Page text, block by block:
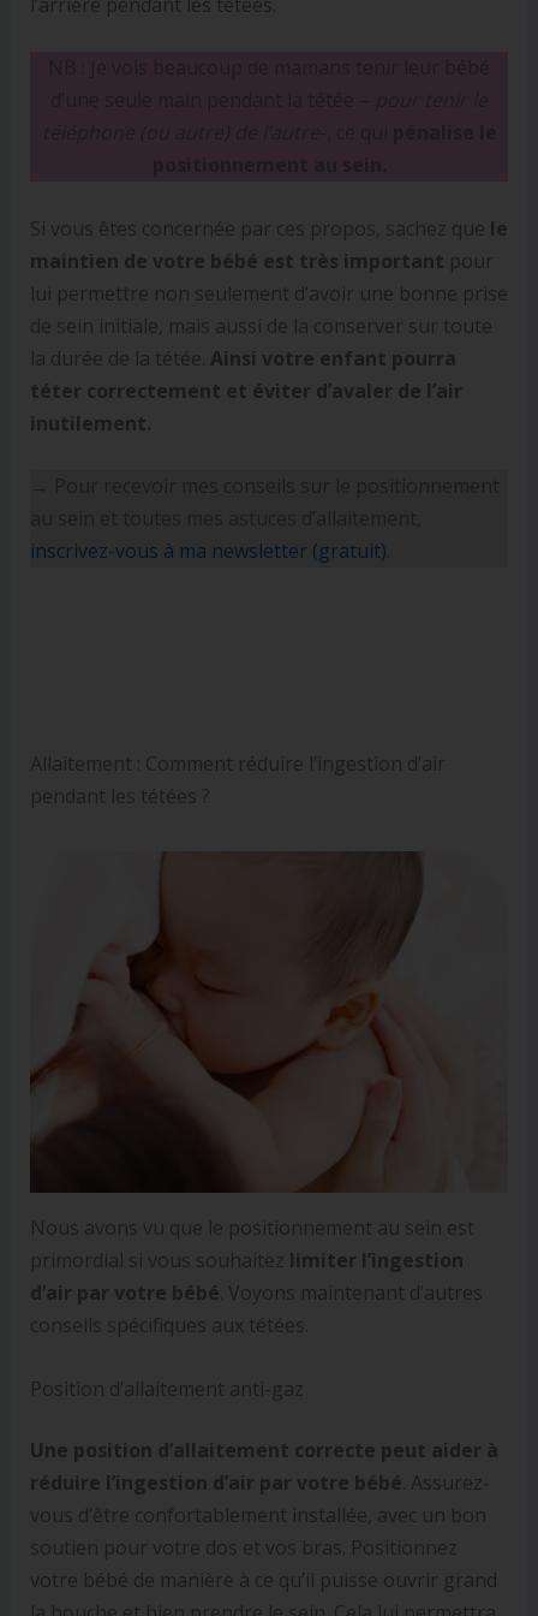
Si vous êtes concernée par ces propos, sachez que le
maintien de votre bébé est très important pour
lui permettre non seulement d’avoir une bonne prise
de sein initiale, mais aussi de la conserver sur toute
la durée de la tétée. Ainsi votre enfant pourra
téter correctement et éviter d’avaler de l’air
inutilement.
inscrivez-vous à ma newsletter (gratuit).
Allaitement : Comment réduire l’ingestion d’air
pendant les tétées ?
Nous avons vu que le positionnement au sein est
primordial si vous souhaitez limiter l’ingestion
d’air par votre bébé. Voyons maintenant d’autres
conseils spécifiques aux tétées.
Position d’allaitement anti-gaz
Une position d’allaitement correcte peut aider à
réduire l’ingestion d’air par votre bébé. Assurez-
vous d’être confortablement installée, avec un bon
soutien pour votre dos et vos bras. Positionnez
votre bébé de manière à ce qu’il puisse ouvrir grand